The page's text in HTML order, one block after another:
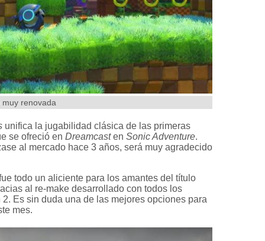
muy renovada
unifica la jugabilidad clásica de las primeras
se ofreció en Dreamcasten Sonic Adventure.
al mercado hace 3 años, será muy agradecido
todo un aliciente para los amantes del título
al re-make desarrollado con todos los
Es sin duda una de las mejores opciones para
mes.